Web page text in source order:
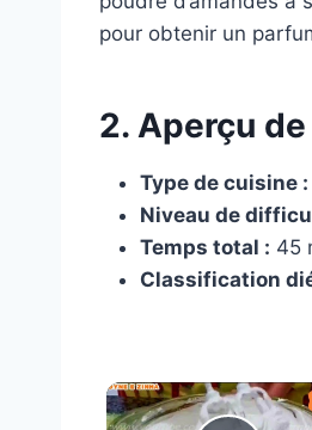
pour obtenir un
2. Aperçu
Type de cuisine :
Niveau de
Temps total : 45
Classification